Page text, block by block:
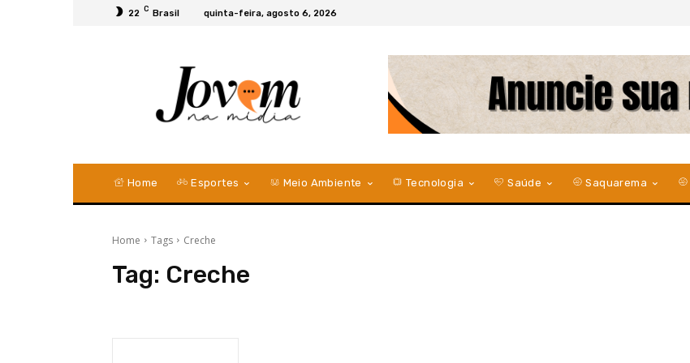
22 C Brasil quinta-feira, agosto 6, 2026
Home Esportes Meio Ambiente Tecnologia Saúde Saquarema
Home Tags Creche
Tag: Creche